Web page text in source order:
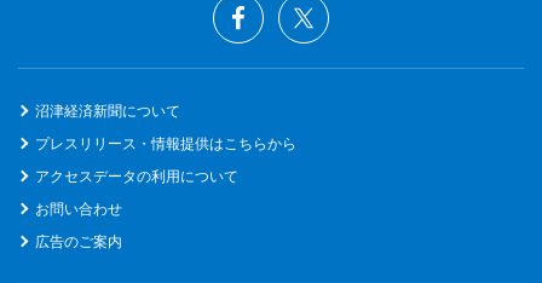
沼津経済新聞について
プレスリリース・情報提供はこちらから
アクセスデータの利用について
お問い合わせ
広告のご案内